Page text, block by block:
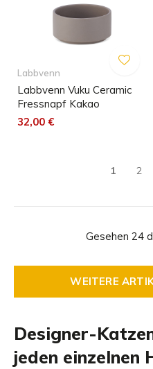
Labbvenn
Labbvenn Vuku Ceramic
Fressnapf Kakao
32,00 €
1 2
Gesehen 24
WEITERE
Designer-
jeden einzelnen